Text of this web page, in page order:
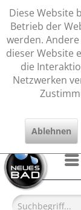
Diese Website
Betrieb der
werden.
dieser Website
die
Netzwerken
Ablehnen